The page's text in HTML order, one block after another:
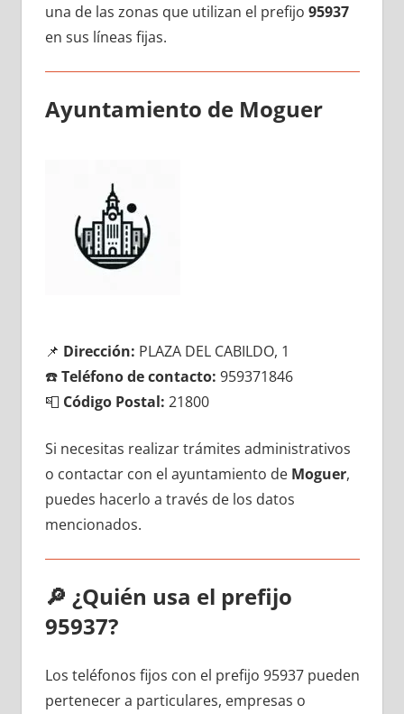
una dе las zonas quе utilizan el prefijo 95937
en sus líneas fijas.
Ayuntamiento dе Moguer
📌 Dirección: PLAZA DEL CABILDO, 1
☎️Teléfono dе contacto: 959371846
📮 Código Postal: 21800
Si necesitas realizar trámites administrativos
ο contactar сοn el ayuntamiento dе Moguer,
puedes hacerlo а través dе los datos
mencionados.
🔎 ¿Quién usa el prefijo
95937?
Los teléfonos fijos сοn el prefijo 95937 pueden
pertenecer а particulares, empresas ο